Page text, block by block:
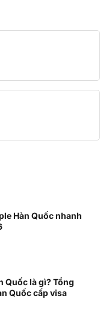
Hàn Quốc nhanh
Quốc là gì? Tổng
Quốc cấp visa